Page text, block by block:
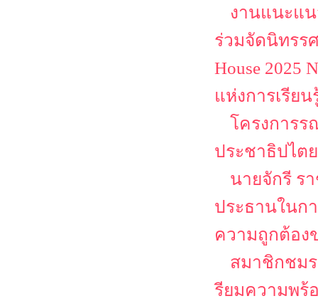
งานแนะแ
ร่วมจัดนิทรร
House 2025
แห่งการเรีย
โครงการร
ประชาธิปไต
นายจักรี ร
ประธานในก
ความถูกต้อง
สมาชิกชมร
รียมความพร้